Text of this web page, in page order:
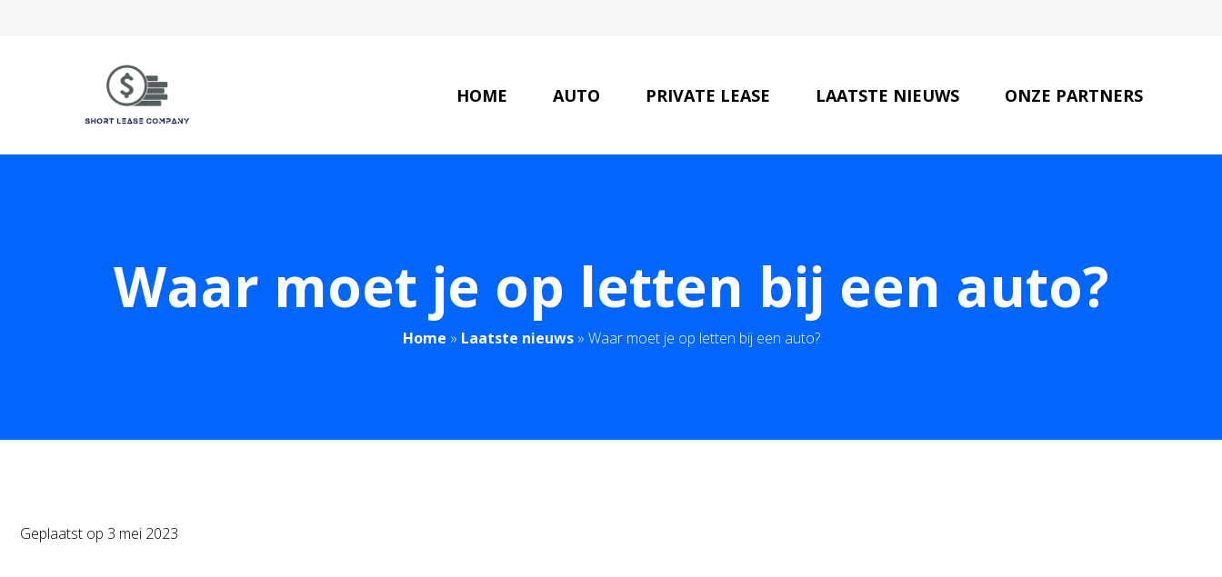
HOME AUTO PRIVATE LEASE LAATSTE NIEUWS ONZE PARTNERS
Waar moet je op letten bij een auto?
Home » Laatste nieuws» Waar moet je op letten bij een auto?
Geplaatst op 3 mei 2023